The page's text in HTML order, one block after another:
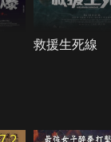
救援生死線